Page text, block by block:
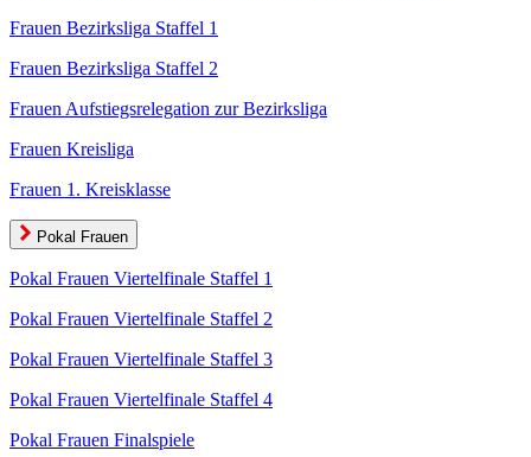
Frauen Bezirksliga Staffel 1
Frauen Bezirksliga Staffel 2
Frauen Aufstiegsrelegation zur Bezirksliga
Frauen Kreisliga
Frauen 1. Kreisklasse
Pokal Frauen
Pokal Frauen Viertelfinale Staffel 1
Pokal Frauen Viertelfinale Staffel 2
Pokal Frauen Viertelfinale Staffel 3
Pokal Frauen Viertelfinale Staffel 4
Pokal Frauen Finalspiele